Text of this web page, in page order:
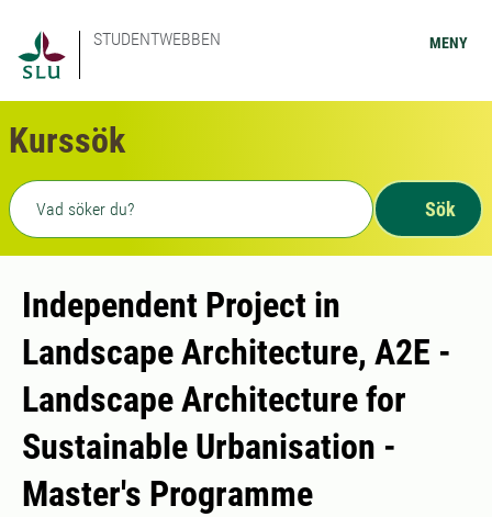
STUDENTWEBBEN MENY
Kurssök
Fritext sökning
Sök
Independent Project in
Landscape Architecture, A2E -
Landscape Architecture for
Sustainable Urbanisation -
Master's Programme